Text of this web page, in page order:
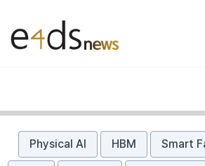
Physical AI HBM Smart